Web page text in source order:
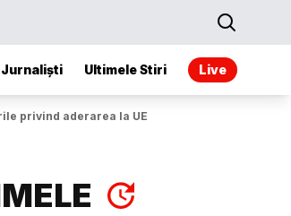
Jurnaliști Ultimele Stiri Live
privind aderarea la UE